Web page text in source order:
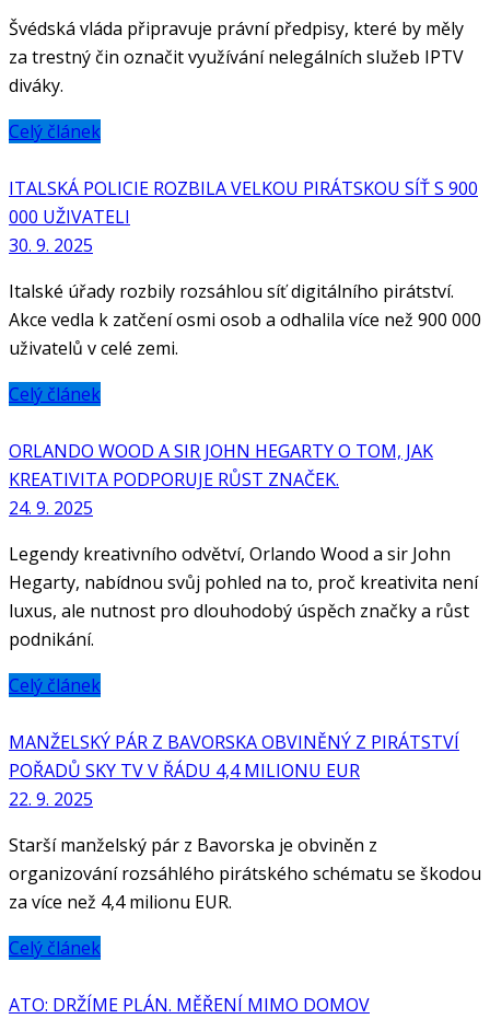
Švédská vláda připravuje právní předpisy, které by měly
za trestný čin označit využívání nelegálních služeb IPTV
diváky.
Celý článek
ITALSKÁ POLICIE ROZBILA VELKOU PIRÁTSKOU SÍŤ S 900
000 UŽIVATELI
30. 9. 2025
Italské úřady rozbily rozsáhlou síť digitálního pirátství.
Akce vedla k zatčení osmi osob a odhalila více než 900 000
uživatelů v celé zemi.
Celý článek
ORLANDO WOOD A SIR JOHN HEGARTY O TOM, JAK
KREATIVITA PODPORUJE RŮST ZNAČEK.
24. 9. 2025
Legendy kreativního odvětví, Orlando Wood a sir John
Hegarty, nabídnou svůj pohled na to, proč kreativita není
luxus, ale nutnost pro dlouhodobý úspěch značky a růst
podnikání.
Celý článek
MANŽELSKÝ PÁR Z BAVORSKA OBVINĚNÝ Z PIRÁTSTVÍ
POŘADŮ SKY TV V ŘÁDU 4,4 MILIONU EUR
22. 9. 2025
Starší manželský pár z Bavorska je obviněn z
organizování rozsáhlého pirátského schématu se škodou
za více než 4,4 milionu EUR.
Celý článek
ATO: DRŽÍME PLÁN. MĚŘENÍ MIMO DOMOV